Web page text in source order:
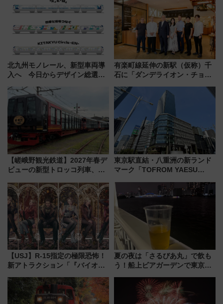
北九州モノレール、新型車両導
入へ 今日からデザイン総選挙
有楽町線延伸の新駅（仮称）千
石に「ダンデライオン・チョコ
1億円出資で挑む新時代のまちづ
くりとは？
【嵯峨野観光鉄道】2027年春デ
ビューの新型トロッコ列車、い
は2026年で引退
東京駅直結・八重洲の新ランド
マーク「TOFROM YAESU
ないバスターミナル直結でスキ
マ時間が充実
【USJ】R-15指定の極限恐怖！
新アトラクション「『バイオハ
ブ」今秋登場 ―予測不能の恐
怖に泣き叫べ―
夏の夜は「さるびあ丸」で飲も
う！船上ビアガーデンで東京湾
杯……工場直送生ビールや島グ
ルメが美味い